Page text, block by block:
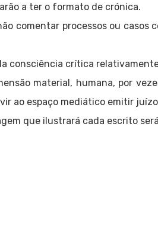
a ter o formato de crónica.
comentar processos ou
consciência crítica
material, humana, por
ao espaço mediático emitir
que ilustrará cada escrito